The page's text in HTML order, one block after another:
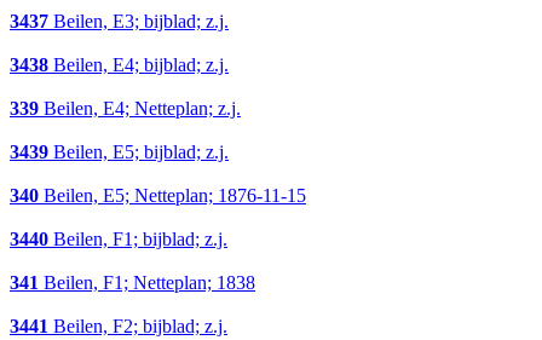
3437 Beilen, E3; bijblad; z.j.
3438 Beilen, E4; bijblad; z.j.
339 Beilen, E4; Netteplan; z.j.
3439 Beilen, E5; bijblad; z.j.
340 Beilen, E5; Netteplan; 1876-11-15
3440 Beilen, F1; bijblad; z.j.
341 Beilen, F1; Netteplan; 1838
3441 Beilen, F2; bijblad; z.j.